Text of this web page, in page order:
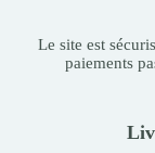
Le site est
paiements